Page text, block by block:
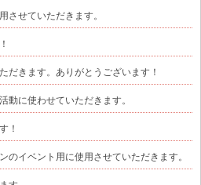
させていただきます。
だきます。ありがとうございます！
動に使わせていただきます。
！
のイベント用に使用させていただきます。